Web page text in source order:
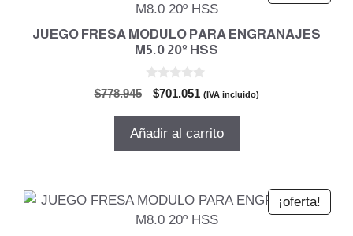
JUEGO FRESA MODULO PARA ENGRANAJES
M5.0 20º HSS
$778.945
El
original
$701.051 El
actual
(IVA incluido)
Añadir al carrito
¡oferta!